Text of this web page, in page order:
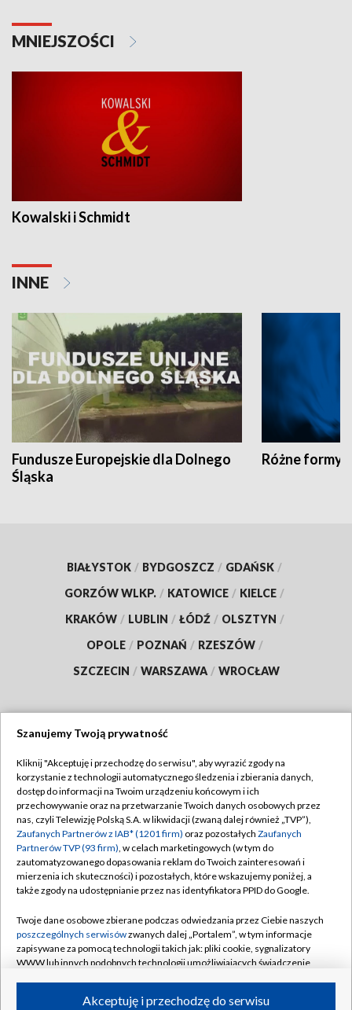
MNIEJSZOŚCI
Kowalski i Schmidt
INNE
Fundusze Europejskie dla Dolnego
Śląska
Różne formy
BIAŁYSTOK / BYDGOSZCZ / GDAŃSK /
GORZÓW WLKP. / KATOWICE / KIELCE /
KRAKÓW / LUBLIN / ŁÓDŹ / OLSZTYN /
OPOLE / POZNAŃ / RZESZÓW /
SZCZECIN / WARSZAWA / WROCŁAW
TVP
Abonament TVP
Emisja w TVP
Centrum informacji TVP
Naziemna Telewizja Cyfrowa
Rada Programowa
System NOS
Informacje o nadawcy
Regulamin TVP
Polityka prywatności
Moje zgody
Pomoc
Kontakt
Kanały
Szanujemy Twoją prywatność
Kliknij "Akceptuję i przechodzę do serwisu", aby wyrazić zgody na
korzystanie z technologii automatycznego śledzenia i zbierania danych,
dostęp do informacji na Twoim urządzeniu końcowym i ich
przechowywanie oraz na przetwarzanie Twoich danych osobowych przez
nas, czyli Telewizję Polską S.A. w likwidacji (zwaną dalej również „TVP”),
Zaufanych Partnerów z IAB* (1201 firm) oraz pozostałych Zaufanych
Partnerów TVP (93 firm), w celach marketingowych (w tym do
zautomatyzowanego dopasowania reklam do Twoich zainteresowań i
mierzenia ich skuteczności) i pozostałych, które wskazujemy poniżej, a
także zgody na udostępnianie przez nas identyfikatora PPID do Google.
Twoje dane osobowe zbierane podczas odwiedzania przez Ciebie naszych
poszczególnych serwisówzwanych dalej „Portalem”, w tym informacje
zapisywane za pomocą technologii takich jak: pliki cookie, sygnalizatory
WWW lub innych podobnych technologii umożliwiających świadczenie
ruchu w Internecie.Akceptuję i przechodzę do serwisu